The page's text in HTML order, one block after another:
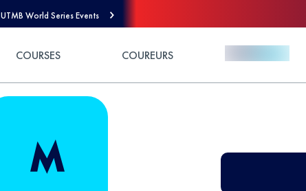
UTMB World Series Events
COURSES COUREURS